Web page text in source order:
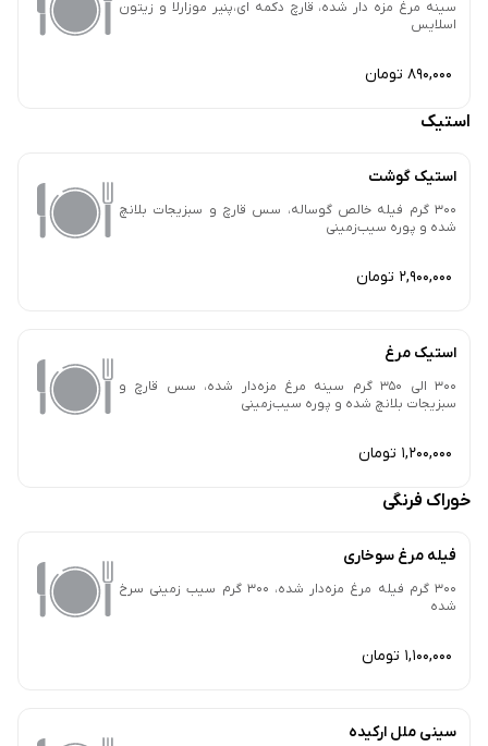
سینه مرغ مزه دار شده، قارچ دکمه ای،پنیر موزارلا و زیتون
اسلایس
890,000 تومان
استیک
استیک گوشت
300 گرم فیله خالص گوساله، سس قارچ و سبزیجات بلانچ
شده و پوره سیب‌زمینی
2,900,000 تومان
استیک مرغ
300 الی 350 گرم سینه مرغ مزه‌دار شده، سس قارچ و
سبزیجات بلانچ شده و پوره سیب‌زمینی
1,200,000 تومان
خوراک فرنگی
فیله مرغ سوخاری
300 گرم فیله مرغ مزه‌دار شده، 300 گرم سیب زمینی سرخ
شده
1,100,000 تومان
سینی ملل ارکیده